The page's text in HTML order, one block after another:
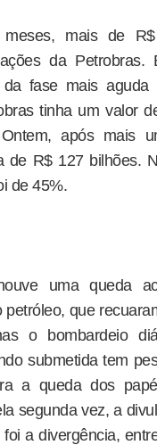
mais de
da Petrobras.
fase mais aguda
tinha um valor
após mais
de R$ 127 bilhões.
de 45%.
uma queda
petróleo, que
o bombardeio
submetida tem
a queda dos
segunda vez, a
a divergência,